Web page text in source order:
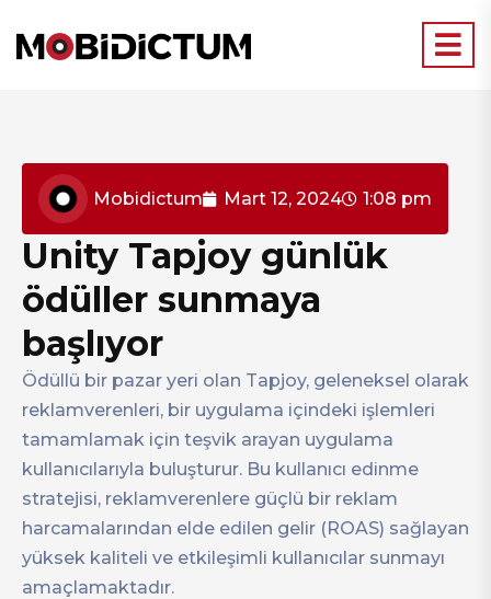
Mobidictum Mart 12, 2024 1:08 pm
Unity Tapjoy günlük
ödüller sunmaya
başlıyor
Ödüllü bir pazar yeri olan Tapjoy, geleneksel olarak
reklamverenleri, bir uygulama içindeki işlemleri
tamamlamak için teşvik arayan uygulama
kullanıcılarıyla buluşturur. Bu kullanıcı edinme
stratejisi, reklamverenlere güçlü bir reklam
harcamalarından elde edilen gelir (ROAS) sağlayan
yüksek kaliteli ve etkileşimli kullanıcılar sunmayı
amaçlamaktadır.